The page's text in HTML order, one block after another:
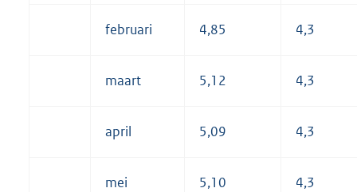
februari 4,85 4,3
maart 5,12 4,3
april 5,09 4,3
mei 5,10 4,3